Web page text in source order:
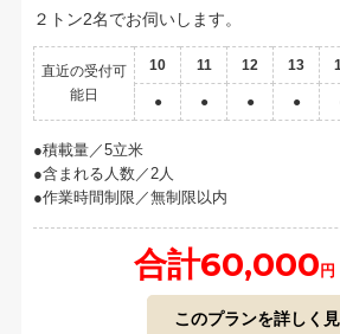
２トン2名でお伺いします。
直近の受付可
能日
10 11 12 13
● ● ● ●
積載量／5立米
含まれる人数／2人
作業時間制限／無制限以内
合計60,000 円
このプランを詳しく